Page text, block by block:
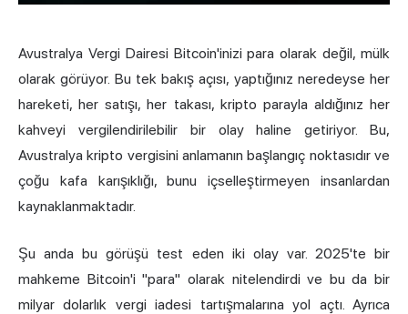
Avustralya Vergi Dairesi Bitcoin'inizi para olarak değil, mülk
olarak görüyor. Bu tek bakış açısı, yaptığınız neredeyse her
hareketi, her satışı, her takası, kripto parayla aldığınız her
kahveyi vergilendirilebilir bir olay haline getiriyor. Bu,
Avustralya kripto vergisini anlamanın başlangıç noktasıdır ve
çoğu kafa karışıklığı, bunu içselleştirmeyen insanlardan
kaynaklanmaktadır.
Şu anda bu görüşü test eden iki olay var. 2025'te bir
mahkeme Bitcoin'i "para" olarak nitelendirdi ve bu da bir
milyar dolarlık vergi iadesi tartışmalarına yol açtı. Ayrıca